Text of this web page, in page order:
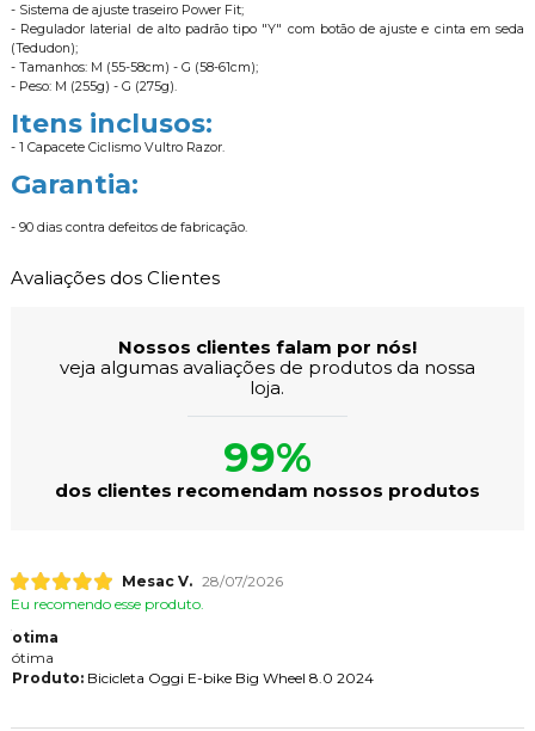
- Sistema de ajuste traseiro Power Fit;
- Regulador laterial de alto padrão tipo "Y" com botão de ajuste e cinta em seda
(Tedudon);
- Tamanhos: M (55-58cm) - G (58-61cm);
- Peso: M (255g) - G (275g).
Itens inclusos:
- 1 Capacete Ciclismo Vultro Razor.
Garantia:
- 90 dias contra defeitos de fabricação.
Avaliações dos Clientes
Nossos clientes falam por nós!
veja algumas avaliações de produtos da nossa
loja.
99%
dos clientes recomendam nossos produtos
Mesac V. 28/07/2026
Eu recomendo esse produto.
otima
ótima
Produto:Bicicleta Oggi E-bike Big Wheel 8.0 2024